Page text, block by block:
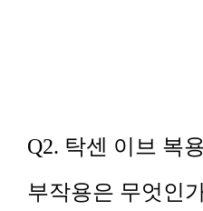
Q2. 탁센 이브 복
부작용은 무엇인